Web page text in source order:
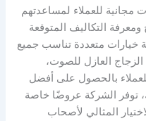
مجانية للعملاء لمساعدتهم
التكاليف المتوقعة
خيارات متعددة تناسب جميع
الزجاج العازل للصوت،
بالحصول على أفضل
توفر الشركة عروضًا خاصة
المثالي لأصحاب